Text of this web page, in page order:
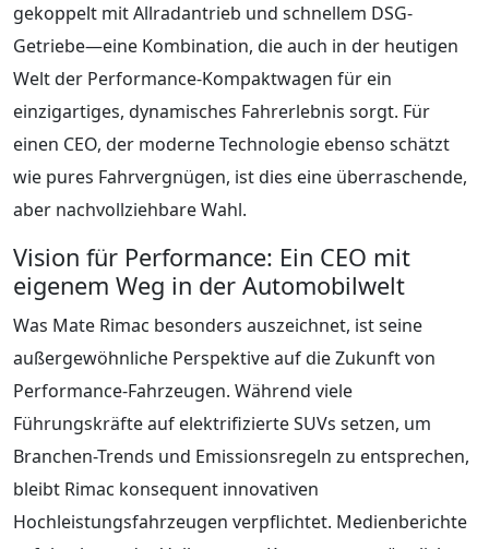
gekoppelt mit Allradantrieb und schnellem DSG-
Getriebe—eine Kombination, die auch in der heutigen
Welt der Performance-Kompaktwagen für ein
einzigartiges, dynamisches Fahrerlebnis sorgt. Für
einen CEO, der moderne Technologie ebenso schätzt
wie pures Fahrvergnügen, ist dies eine überraschende,
aber nachvollziehbare Wahl.
Vision für Performance: Ein CEO mit
eigenem Weg in der Automobilwelt
Was Mate Rimac besonders auszeichnet, ist seine
außergewöhnliche Perspektive auf die Zukunft von
Performance-Fahrzeugen. Während viele
Führungskräfte auf elektrifizierte SUVs setzen, um
Branchen-Trends und Emissionsregeln zu entsprechen,
bleibt Rimac konsequent innovativen
Hochleistungsfahrzeugen verpflichtet. Medienberichte